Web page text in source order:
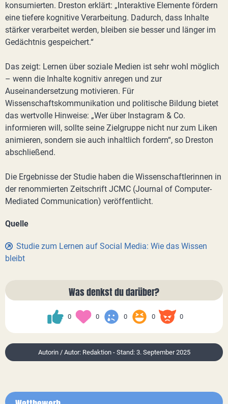
konsumierten. Dreston erklärt: „Interaktive Elemente fördern
eine tiefere kognitive Verarbeitung. Dadurch, dass Inhalte
stärker verarbeitet werden, bleiben sie besser und länger im
Gedächtnis gespeichert.“
Das zeigt: Lernen über soziale Medien ist sehr wohl möglich
– wenn die Inhalte kognitiv anregen und zur
Auseinandersetzung motivieren. Für
Wissenschaftskommunikation und politische Bildung bietet
das wertvolle Hinweise: „Wer über Instagram & Co.
informieren will, sollte seine Zielgruppe nicht nur zum Liken
animieren, sondern sie auch inhaltlich fordern“, so Dreston
abschließend.
Die Ergebnisse der Studie haben die Wissenschaftlerinnen in
der renommierten Zeitschrift JCMC (Journal of Computer-
Mediated Communication) veröffentlicht.
Quelle
Studie zum Lernen auf Social Media: Wie das Wissen
bleibt
Was denkst du darüber?
0 0 0 0 0
Autorin / Autor: Redaktion - Stand: 3. September 2025